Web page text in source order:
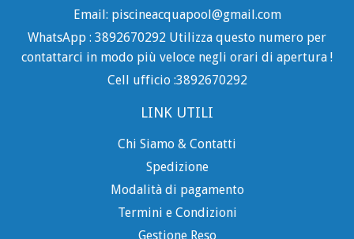
Email: piscineacquapool@gmail.com
WhatsApp : 3892670292 Utilizza questo numero per
contattarci in modo più veloce negli orari di apertura !
Cell ufficio :3892670292
LINK UTILI
Chi Siamo & Contatti
Spedizione
Modalità di pagamento
Termini e Condizioni
Gestione Reso